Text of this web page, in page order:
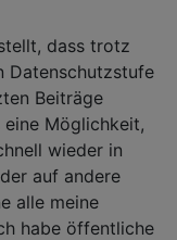
dass trotz
Datenschutzstufe
Beiträge
Möglichkeit,
wieder in
auf andere
alle meine
habe öffentliche